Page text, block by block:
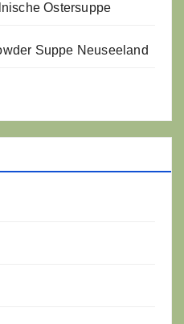
Ostersuppe
Suppe Neuseeland